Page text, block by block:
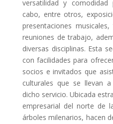
versatilidad y
cabo, entre otros,
presentaciones
reuniones de trabajo,
diversas disciplinas. Esta
con facilidades para
socios e invitados que
culturales que se llevan
dicho servicio. Ubicada
empresarial del norte de
árboles milenarios, hacen